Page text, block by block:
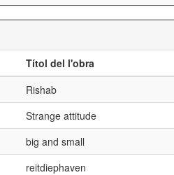
Títol del l'obra
Rishab
Strange attitude
big and small
reitdiephaven